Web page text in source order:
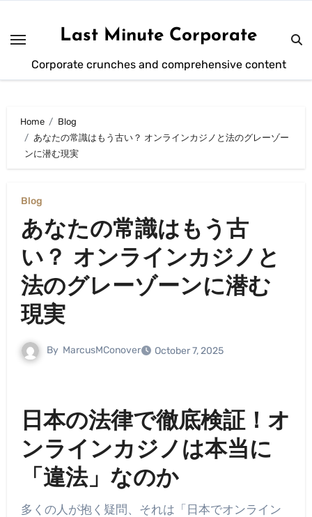
content
Last Minute Corporate
Corporate crunches and comprehensive content
Home
Blog
あなたの常識はもう古い？ オンラインカジノと法のグレーゾー
ンに潜む現実
Blog
あなたの常識はもう古
い？ オンラインカジノと
法のグレーゾーンに潜む
現実
By MarcusMConover October 7, 2025
日本の法律で徹底検証！オ
ンラインカジノは本当に
「違法」なのか
多くの人が抱く疑問、それは「日本でオンライン